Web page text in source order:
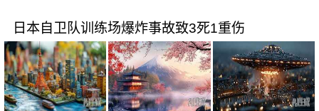
日本自卫队训练场爆炸事故致3死1重伤